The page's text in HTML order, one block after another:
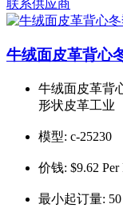
联系供应商
牛绒面皮革背心
牛绒面皮革背
形状皮革工业
模型: c-25230
价钱: $9.62 Per
最小起订量: